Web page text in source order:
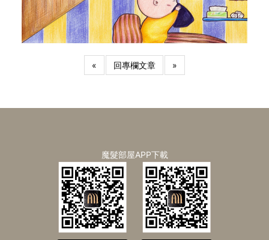
« 回專欄文章 »
魔髮部屋APP下載